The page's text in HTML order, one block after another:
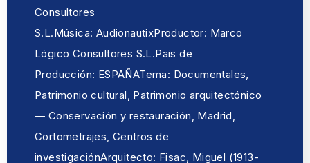
Consultores
S.L.Música: AudionautixProductor: Marco
Lógico Consultores S.L.Pais de
Producción: ESPAÑATema: Documentales,
Patrimonio cultural, Patrimonio arquitectónico
— Conservación y restauración, Madrid,
Cortometrajes, Centros de
investigaciónArquitecto: Fisac, Miguel (1913-